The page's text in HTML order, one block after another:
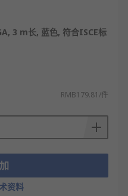
3 m长, 蓝色, 符合ISCE标
RMB179.81/件
资料